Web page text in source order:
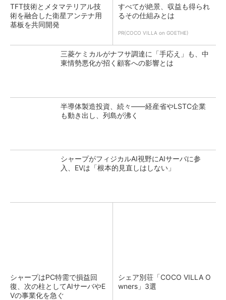
TFT技術とメタマテリアル技
術を融合した衛星アンテナ用
基板を共同開発
すべてが絶景、収益も得られ
るその仕組みとは
PR(COCO VILLA on GOETHE)
三菱ケミカルがナフサ調達に「手応え」も、中
東情勢悪化が招く顧客への影響とは
半導体製造投資、続々――経産省やLSTC企業
も動き出し、列島が沸く
シャープがフィジカルAI視野にAIサーバに参
入、EVは「根本的見直しはしない」
シャープはPC特需で損益回
復、次の柱としてAIサーバやE
Vの事業化を急ぐ
シェア別荘「COCO VILLA O
wners」3選